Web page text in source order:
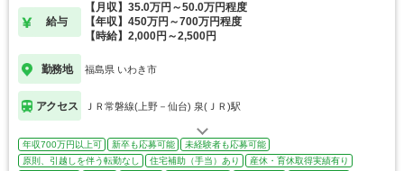
給与
【月収】35.0万円～50.0万円程度
【年収】450万円～700万円程度
【時給】2,000円～2,500円
勤務地 福島県 いわき市
アクセス ＪＲ常磐線(上野－仙台) 泉(ＪＲ)駅
年収700万円以上可 新卒も応募可能
未経験者も応募可能
原則、引越しを伴う転勤なし
住宅補助（手当）あり
産休・育休取得実績有り